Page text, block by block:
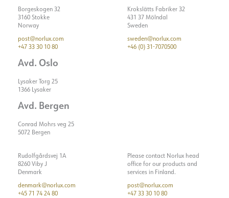
Borgeskogen 32
3160 Stokke
Norway
post@norlux.com
+47 33 30 10 80
Avd. Oslo
Lysaker Torg 25
1366 Lysaker
Avd. Bergen
Conrad Mohrs veg 25
5072 Bergen
Krokslätts Fabriker 32
431 37 Mölndal
Sweden
sweden@norlux.com
+46 (0) 31-7070500
Rudolfgårdsvej 1A
8260 Viby J
Denmark
denmark@norlux.com
+45 71 74 24 80
Please contact Norlux head
office for our products and
services in Finland.
post@norlux.com
+47 33 30 10 80